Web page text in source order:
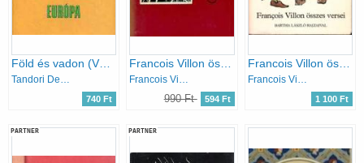
740 Ft 990 Ft 594 Ft
Francois Villon összes versei (Bartha László rajzaival)
1 100 Ft
PARTNER PARTNER